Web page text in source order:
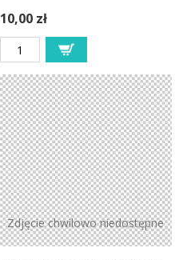
10,00 zł
Zdjęcie chwilowo niedostępne